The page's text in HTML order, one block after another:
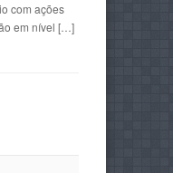
com ações
em nível […]